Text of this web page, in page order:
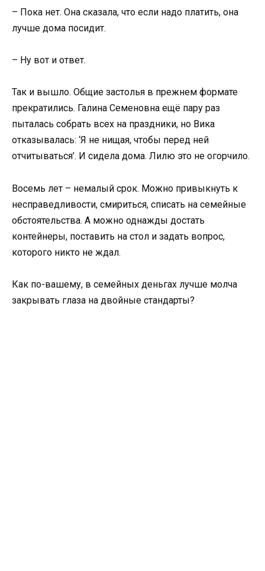
– Пока нет. Она сказала, что если надо платить, она
лучше дома посидит.
– Ну вот и ответ.
Так и вышло. Общие застолья в прежнем формате
прекратились. Галина Семеновна ещё пару раз
пыталась собрать всех на праздники, но Вика
отказывалась: ‘Я не нищая, чтобы перед ней
отчитываться’. И сидела дома. Лилю это не огорчило.
Восемь лет – немалый срок. Можно привыкнуть к
несправедливости, смириться, списать на семейные
обстоятельства. А можно однажды достать
контейнеры, поставить на стол и задать вопрос,
которого никто не ждал.
Как по-вашему, в семейных деньгах лучше молча
закрывать глаза на двойные стандарты?